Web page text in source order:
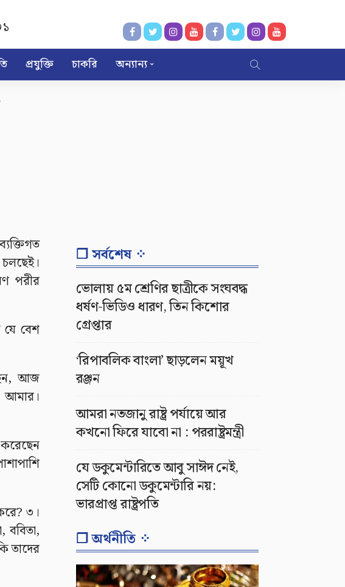
প্রযুক্তি চাকরি অন্যান্য
পরীর
যে বেশ
আজ
৩।
তাদের
❐ সর্বশেষ ⁘
ভোলায় ৫ম শ্রেণির ছাত্রীকে সংঘবদ্ধ
ধর্ষণ-ভিডিও ধারণ, তিন কিশোর
গ্রেপ্তার
‘রিপাবলিক বাংলা’ ছাড়লেন ময়ূখ
রঞ্জন
আমরা নতজানু রাষ্ট্র পর্যায়ে আর
কখনো ফিরে যাবো না : পররাষ্ট্রমন্ত্রী
যে ডকুমেন্টারিতে আবু সাঈদ নেই,
সেটি কোনো ডকুমেন্টারি নয়:
ভারপ্রাপ্ত রাষ্ট্রপতি
❐ অর্থনীতি ⁘